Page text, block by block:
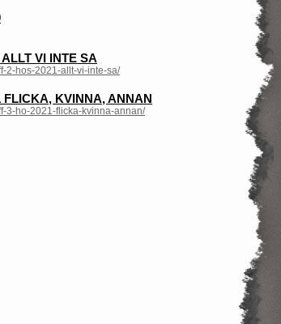
VI INTE SA
2-hos-2021-allt-vi-inte-sa/
KVINNA, ANNAN
3-ho-2021-flicka-kvinna-annan/